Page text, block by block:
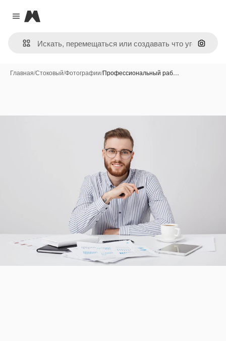
Close menu
Magnific
Поиск
Главная/Стоковый/Фотографии/Профессиональный раб…